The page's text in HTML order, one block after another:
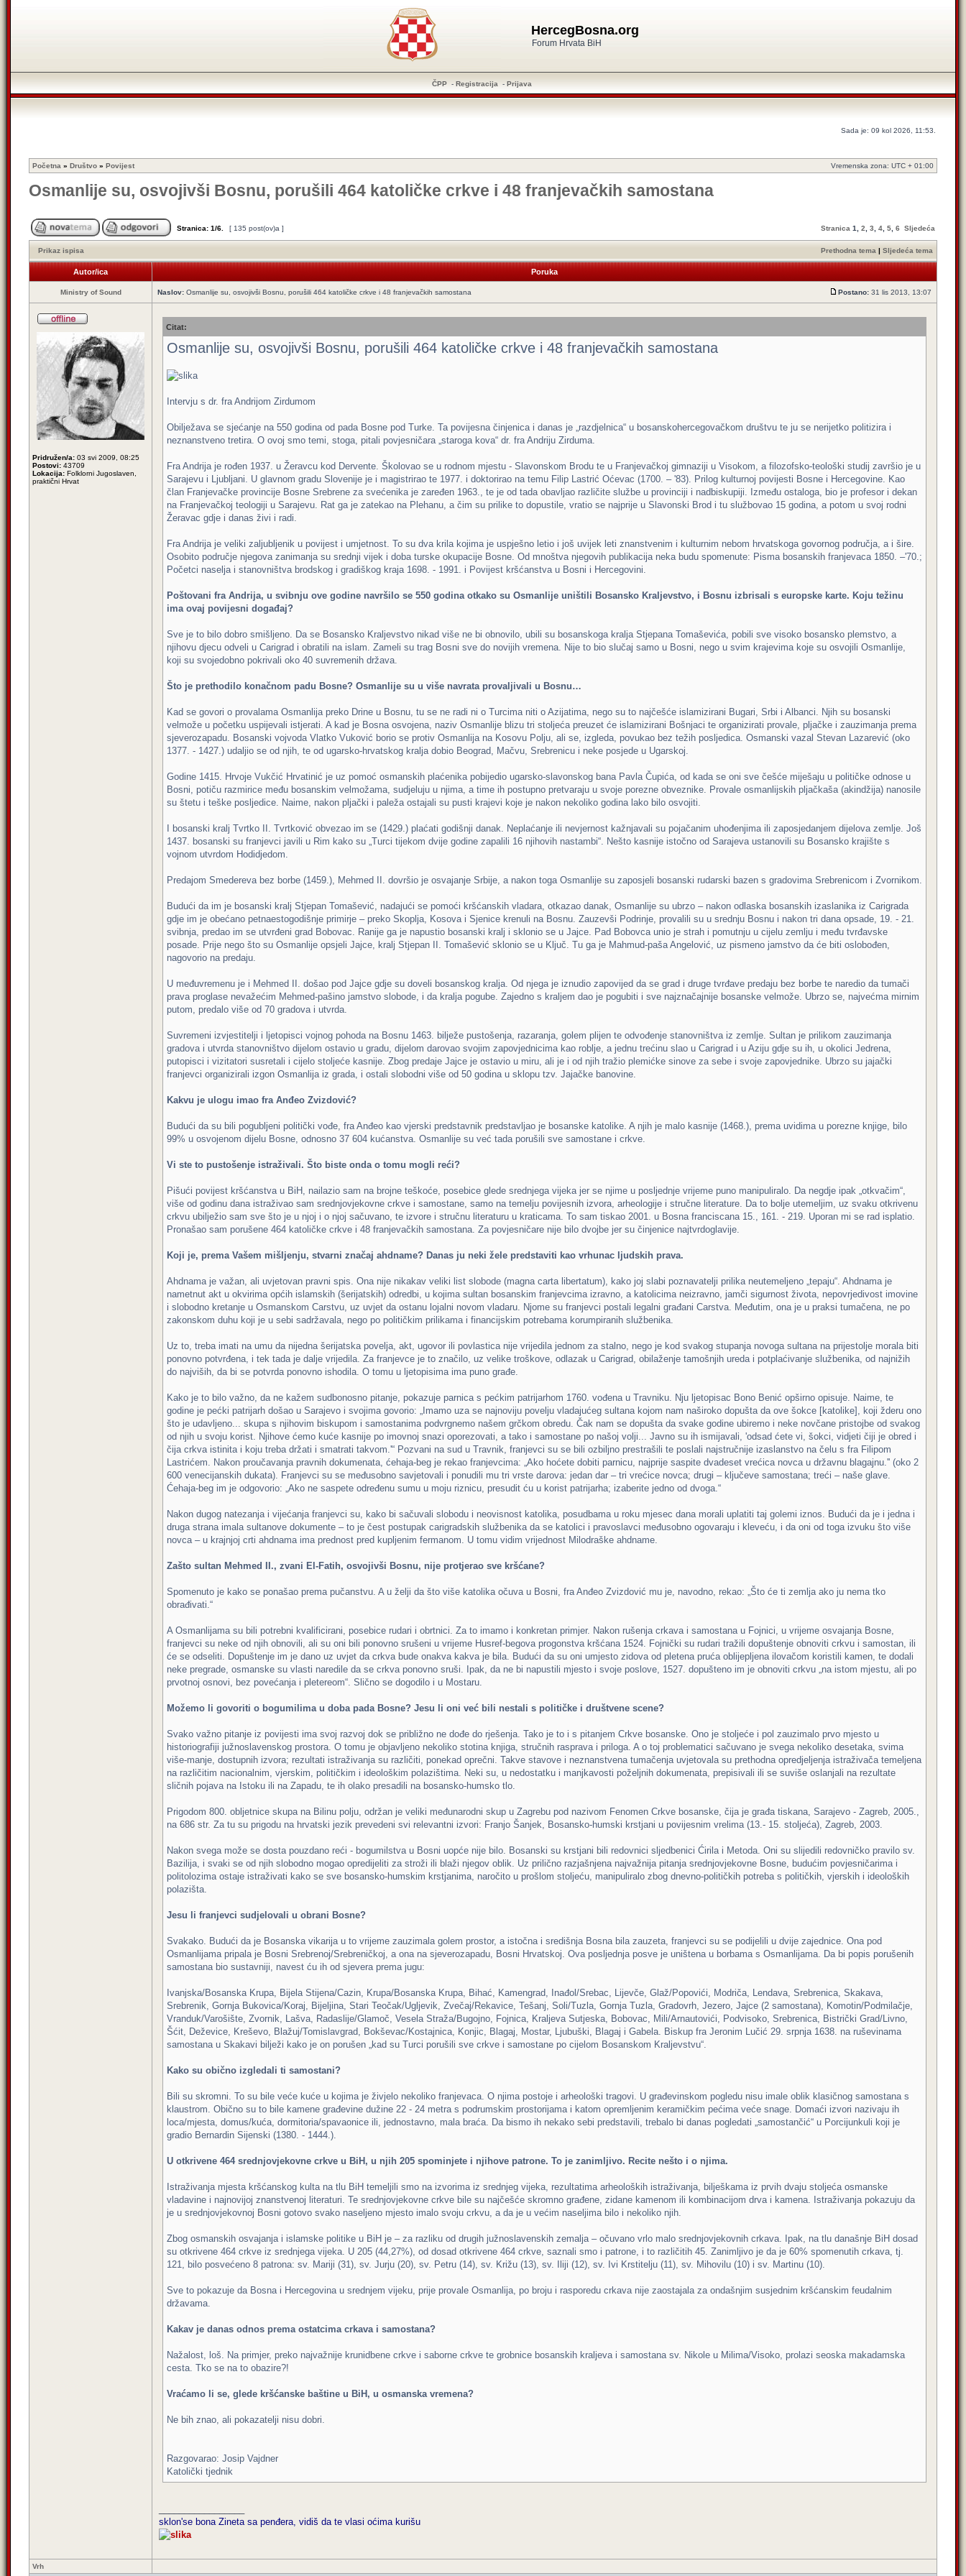
HercegBosna.org
Forum Hrvata BiH
ČPP - Registracija - Prijava
Sada je: 09 kol 2026, 11:53.
Početna » Društvo » Povijest Vremenska zona: UTC + 01:00
Osmanlije su, osvojivši Bosnu, porušili 464 katoličke crkve i 48 franjevačkih samostana
Stranica: 1/6 [ 135 post(ov)a ] Stranica 1 2 3 4 5 6 Sljedeća
Prikaz ispisa Prethodna tema | Sljedeća tema
Autor/ica Poruka
Ministry of Sound Naslov: Osmanlije su, osvojivši Bosnu, porušili 464 katoličke crkve i 48 franjevačkih samostana Postano: 31 lis 2013, 13:07
Pridružen/a: 03 svi 2009, 08:25
Postovi: 43709
Lokacija: Folklorni Jugoslaven,
praktični Hrvat
Citat:
Osmanlije su, osvojivši Bosnu, porušili 464 katoličke crkve i 48 franjevačkih samostana
Intervju s dr. fra Andrijom Zirdumom
Obilježava se sjećanje na 550 godina od pada Bosne pod Turke. Ta povijesna činjenica i danas je „razdjelnica“ u bosanskohercegovačkom društvu te ju se nerijetko politizira i
neznanstveno tretira. O ovoj smo temi, stoga, pitali povjesničara „staroga kova“ dr. fra Andriju Zirduma.
Fra Andrija je rođen 1937. u Žeravcu kod Dervente. Školovao se u rodnom mjestu - Slavonskom Brodu te u Franjevačkoj gimnaziji u Visokom, a filozofsko-teološki studij završio je u
Sarajevu i Ljubljani. U glavnom gradu Slovenije je i magistrirao te 1977. i doktorirao na temu Filip Lastrić Oćevac (1700. – '83). Prilog kulturnoj povijesti Bosne i Hercegovine. Kao
član Franjevačke provincije Bosne Srebrene za svećenika je zaređen 1963., te je od tada obavljao različite službe u provinciji i nadbiskupiji. Između ostaloga, bio je profesor i dekan
na Franjevačkoj teologiji u Sarajevu. Rat ga je zatekao na Plehanu, a čim su prilike to dopustile, vratio se najprije u Slavonski Brod i tu službovao 15 godina, a potom u svoj rodni
Žeravac gdje i danas živi i radi.
Fra Andrija je veliki zaljubljenik u povijest i umjetnost. To su dva krila kojima je uspješno letio i još uvijek leti znanstvenim i kulturnim nebom hrvatskoga govornog područja, a i šire.
Osobito područje njegova zanimanja su srednji vijek i doba turske okupacije Bosne. Od mnoštva njegovih publikacija neka budu spomenute: Pisma bosanskih franjevaca 1850. –'70.;
Početci naselja i stanovništva brodskog i gradiškog kraja 1698. - 1991. i Povijest kršćanstva u Bosni i Hercegovini.
Poštovani fra Andrija, u svibnju ove godine navršilo se 550 godina otkako su Osmanlije uništili Bosansko Kraljevstvo, i Bosnu izbrisali s europske karte. Koju težinu
ima ovaj povijesni događaj?
Sve je to bilo dobro smišljeno. Da se Bosansko Kraljevstvo nikad više ne bi obnovilo, ubili su bosanskoga kralja Stjepana Tomaševića, pobili sve visoko bosansko plemstvo, a
njihovu djecu odveli u Carigrad i obratili na islam. Zameli su trag Bosni sve do novijih vremena. Nije to bio slučaj samo u Bosni, nego u svim krajevima koje su osvojili Osmanlije,
koji su svojedobno pokrivali oko 40 suvremenih država.
Što je prethodilo konačnom padu Bosne? Osmanlije su u više navrata provaljivali u Bosnu…
Kad se govori o provalama Osmanlija preko Drine u Bosnu, tu se ne radi ni o Turcima niti o Azijatima, nego su to najčešće islamizirani Bugari, Srbi i Albanci. Njih su bosanski
velmože u početku uspijevali istjerati. A kad je Bosna osvojena, naziv Osmanlije blizu tri stoljeća preuzet će islamizirani Bošnjaci te organizirati provale, pljačke i zauzimanja prema
sjeverozapadu. Bosanski vojvoda Vlatko Vuković borio se protiv Osmanlija na Kosovu Polju, ali se, izgleda, povukao bez težih posljedica. Osmanski vazal Stevan Lazarević (oko
1377. - 1427.) udaljio se od njih, te od ugarsko-hrvatskog kralja dobio Beograd, Mačvu, Srebrenicu i neke posjede u Ugarskoj.
Godine 1415. Hrvoje Vukčić Hrvatinić je uz pomoć osmanskih plaćenika pobijedio ugarsko-slavonskog bana Pavla Čupića, od kada se oni sve češće miješaju u političke odnose u
Bosni, potiču razmirice među bosanskim velmožama, sudjeluju u njima, a time ih postupno pretvaraju u svoje porezne obveznike. Provale osmanlijskih pljačkaša (akindžija) nanosile
su štetu i teške posljedice. Naime, nakon pljački i paleža ostajali su pusti krajevi koje je nakon nekoliko godina lako bilo osvojiti.
I bosanski kralj Tvrtko II. Tvrtković obvezao im se (1429.) plaćati godišnji danak. Neplaćanje ili nevjernost kažnjavali su pojačanim uhođenjima ili zaposjedanjem dijelova zemlje. Još
1437. bosanski su franjevci javili u Rim kako su „Turci tijekom dvije godine zapalili 16 njihovih nastambi“. Nešto kasnije istočno od Sarajeva ustanovili su Bosansko krajište s
vojnom utvrdom Hodidjedom.
Predajom Smedereva bez borbe (1459.), Mehmed II. dovršio je osvajanje Srbije, a nakon toga Osmanlije su zaposjeli bosanski rudarski bazen s gradovima Srebrenicom i Zvornikom.
Budući da im je bosanski kralj Stjepan Tomašević, nadajući se pomoći kršćanskih vladara, otkazao danak, Osmanlije su ubrzo – nakon odlaska bosanskih izaslanika iz Carigrada
gdje im je obećano petnaestogodišnje primirje – preko Skoplja, Kosova i Sjenice krenuli na Bosnu. Zauzevši Podrinje, provalili su u srednju Bosnu i nakon tri dana opsade, 19. - 21.
svibnja, predao im se utvrđeni grad Bobovac. Ranije ga je napustio bosanski kralj i sklonio se u Jajce. Pad Bobovca unio je strah i pomutnju u cijelu zemlju i među tvrđavske
posade. Prije nego što su Osmanlije opsjeli Jajce, kralj Stjepan II. Tomašević sklonio se u Ključ. Tu ga je Mahmud-paša Angelović, uz pismeno jamstvo da će biti oslobođen,
nagovorio na predaju.
U međuvremenu je i Mehmed II. došao pod Jajce gdje su doveli bosanskog kralja. Od njega je iznudio zapovijed da se grad i druge tvrđave predaju bez borbe te naredio da tumači
prava proglase nevažećim Mehmed-pašino jamstvo slobode, i da kralja pogube. Zajedno s kraljem dao je pogubiti i sve najznačajnije bosanske velmože. Ubrzo se, najvećma mirnim
putom, predalo više od 70 gradova i utvrda.
Suvremeni izvjestitelji i ljetopisci vojnog pohoda na Bosnu 1463. bilježe pustošenja, razaranja, golem plijen te odvođenje stanovništva iz zemlje. Sultan je prilikom zauzimanja
gradova i utvrda stanovništvo dijelom ostavio u gradu, dijelom darovao svojim zapovjednicima kao roblje, a jednu trećinu slao u Carigrad i u Aziju gdje su ih, u okolici Jedrena,
putopisci i vizitatori susretali i cijelo stoljeće kasnije. Zbog predaje Jajce je ostavio u miru, ali je i od njih tražio plemićke sinove za sebe i svoje zapovjednike. Ubrzo su jajački
franjevci organizirali izgon Osmanlija iz grada, i ostali slobodni više od 50 godina u sklopu tzv. Jajačke banovine.
Kakvu je ulogu imao fra Anđeo Zvizdović?
Budući da su bili pogubljeni politički vođe, fra Anđeo kao vjerski predstavnik predstavljao je bosanske katolike. A njih je malo kasnije (1468.), prema uvidima u porezne knjige, bilo
99% u osvojenom dijelu Bosne, odnosno 37 604 kućanstva. Osmanlije su već tada porušili sve samostane i crkve.
Vi ste to pustošenje istraživali. Što biste onda o tomu mogli reći?
Pišući povijest kršćanstva u BiH, nailazio sam na brojne teškoće, posebice glede srednjega vijeka jer se njime u posljednje vrijeme puno manipuliralo. Da negdje ipak „otkvačim“,
više od godinu dana istraživao sam srednjovjekovne crkve i samostane, samo na temelju povijesnih izvora, arheologije i stručne literature. Da to bolje utemeljim, uz svaku otkrivenu
crkvu ubilježio sam sve što je u njoj i o njoj sačuvano, te izvore i stručnu literaturu u kraticama. To sam tiskao 2001. u Bosna franciscana 15., 161. - 219. Uporan mi se rad isplatio.
Pronašao sam porušene 464 katoličke crkve i 48 franjevačkih samostana. Za povjesničare nije bilo dvojbe jer su činjenice najtvrdoglavije.
Koji je, prema Vašem mišljenju, stvarni značaj ahdname? Danas ju neki žele predstaviti kao vrhunac ljudskih prava.
Ahdnama je važan, ali uvjetovan pravni spis. Ona nije nikakav veliki list slobode (magna carta libertatum), kako joj slabi poznavatelji prilika neutemeljeno „tepaju“. Ahdnama je
nametnut akt u okvirima općih islamskih (šerijatskih) odredbi, u kojima sultan bosanskim franjevcima izravno, a katolicima neizravno, jamči sigurnost života, nepovrjedivost imovine
i slobodno kretanje u Osmanskom Carstvu, uz uvjet da ostanu lojalni novom vladaru. Njome su franjevci postali legalni građani Carstva. Međutim, ona je u praksi tumačena, ne po
zakonskom duhu koji je u sebi sadržavala, nego po političkim prilikama i financijskim potrebama korumpiranih službenika.
Uz to, treba imati na umu da nijedna šerijatska povelja, akt, ugovor ili povlastica nije vrijedila jednom za stalno, nego je kod svakog stupanja novoga sultana na prijestolje morala biti
ponovno potvrđena, i tek tada je dalje vrijedila. Za franjevce je to značilo, uz velike troškove, odlazak u Carigrad, obilaženje tamošnjih ureda i potplaćivanje službenika, od najnižih
do najviših, da bi se potvrda ponovno ishodila. O tomu u ljetopisima ima puno građe.
Kako je to bilo važno, da ne kažem sudbonosno pitanje, pokazuje parnica s pećkim patrijarhom 1760. vođena u Travniku. Nju ljetopisac Bono Benić opširno opisuje. Naime, te
godine je pećki patrijarh došao u Sarajevo i svojima govorio: „Imamo uza se najnoviju povelju vladajućeg sultana kojom nam naširoko dopušta da ove šokce [katolike], koji žderu ono
što je udavljeno... skupa s njihovim biskupom i samostanima podvrgnemo našem grčkom obredu. Čak nam se dopušta da svake godine ubiremo i neke novčane pristojbe od svakog
od njih u svoju korist. Njihove ćemo kuće kasnije po imovnoj snazi oporezovati, a tako i samostane po našoj volji... Javno su ih ismijavali, 'odsad ćete vi, šokci, vidjeti čiji je obred i
čija crkva istinita i koju treba držati i smatrati takvom.'“ Pozvani na sud u Travnik, franjevci su se bili ozbiljno prestrašili te poslali najstručnije izaslanstvo na čelu s fra Filipom
Lastrićem. Nakon proučavanja pravnih dokumenata, ćehaja-beg je rekao franjevcima: „Ako hoćete dobiti parnicu, najprije saspite dvadeset vrećica novca u državnu blagajnu.'' (oko 2
600 venecijanskih dukata). Franjevci su se međusobno savjetovali i ponudili mu tri vrste darova: jedan dar – tri vrećice novca; drugi – ključeve samostana; treći – naše glave.
Ćehaja-beg im je odgovorio: „Ako ne saspete određenu sumu u moju riznicu, presudit ću u korist patrijarha; izaberite jedno od dvoga.“
Nakon dugog natezanja i vijećanja franjevci su, kako bi sačuvali slobodu i neovisnost katolika, posudbama u roku mjesec dana morali uplatiti taj golemi iznos. Budući da je i jedna i
druga strana imala sultanove dokumente – to je čest postupak carigradskih službenika da se katolici i pravoslavci međusobno ogovaraju i kleveću, i da oni od toga izvuku što više
novca – u krajnjoj crti ahdnama ima prednost pred kupljenim fermanom. U tomu vidim vrijednost Milodraške ahdname.
Zašto sultan Mehmed II., zvani El-Fatih, osvojivši Bosnu, nije protjerao sve kršćane?
Spomenuto je kako se ponašao prema pučanstvu. A u želji da što više katolika očuva u Bosni, fra Anđeo Zvizdović mu je, navodno, rekao: „Što će ti zemlja ako ju nema tko
obrađivati.“
A Osmanlijama su bili potrebni kvalificirani, posebice rudari i obrtnici. Za to imamo i konkretan primjer. Nakon rušenja crkava i samostana u Fojnici, u vrijeme osvajanja Bosne,
franjevci su neke od njih obnovili, ali su oni bili ponovno srušeni u vrijeme Husref-begova progonstva kršćana 1524. Fojnički su rudari tražili dopuštenje obnoviti crkvu i samostan, ili
će se odseliti. Dopuštenje im je dano uz uvjet da crkva bude onakva kakva je bila. Budući da su oni umjesto zidova od pletena pruća oblijepljena ilovačom koristili kamen, te dodali
neke pregrade, osmanske su vlasti naredile da se crkva ponovno sruši. Ipak, da ne bi napustili mjesto i svoje poslove, 1527. dopušteno im je obnoviti crkvu „na istom mjestu, ali po
prvotnoj osnovi, bez povećanja i pletereom“. Slično se dogodilo i u Mostaru.
Možemo li govoriti o bogumilima u doba pada Bosne? Jesu li oni već bili nestali s političke i društvene scene?
Svako važno pitanje iz povijesti ima svoj razvoj dok se približno ne dođe do rješenja. Tako je to i s pitanjem Crkve bosanske. Ono je stoljeće i pol zauzimalo prvo mjesto u
historiografiji južnoslavenskog prostora. O tomu je objavljeno nekoliko stotina knjiga, stručnih rasprava i priloga. A o toj problematici sačuvano je svega nekoliko desetaka, svima
više-manje, dostupnih izvora; rezultati istraživanja su različiti, ponekad oprečni. Takve stavove i neznanstvena tumačenja uvjetovala su prethodna opredjeljenja istraživača temeljena
na različitim nacionalnim, vjerskim, političkim i ideološkim polazištima. Neki su, u nedostatku i manjkavosti poželjnih dokumenata, prepisivali ili se suviše oslanjali na rezultate
sličnih pojava na Istoku ili na Zapadu, te ih olako presadili na bosansko-humsko tlo.
Prigodom 800. obljetnice skupa na Bilinu polju, održan je veliki međunarodni skup u Zagrebu pod nazivom Fenomen Crkve bosanske, čija je građa tiskana, Sarajevo - Zagreb, 2005.,
na 686 str. Za tu su prigodu na hrvatski jezik prevedeni svi relevantni izvori: Franjo Šanjek, Bosansko-humski krstjani u povijesnim vrelima (13.- 15. stoljeća), Zagreb, 2003.
Nakon svega može se dosta pouzdano reći - bogumilstva u Bosni uopće nije bilo. Bosanski su krstjani bili redovnici sljedbenici Ćirila i Metoda. Oni su slijedili redovničko pravilo sv.
Bazilija, i svaki se od njih slobodno mogao opredijeliti za stroži ili blaži njegov oblik. Uz prilično razjašnjena najvažnija pitanja srednjovjekovne Bosne, budućim povjesničarima i
politolozima ostaje istraživati kako se sve bosansko-humskim krstjanima, naročito u prošlom stoljeću, manipuliralo zbog dnevno-političkih potreba s političkih, vjerskih i ideoloških
polazišta.
Jesu li franjevci sudjelovali u obrani Bosne?
Svakako. Budući da je Bosanska vikarija u to vrijeme zauzimala golem prostor, a istočna i središnja Bosna bila zauzeta, franjevci su se podijelili u dvije zajednice. Ona pod
Osmanlijama pripala je Bosni Srebrenoj/Srebreničkoj, a ona na sjeverozapadu, Bosni Hrvatskoj. Ova posljednja posve je uništena u borbama s Osmanlijama. Da bi popis porušenih
samostana bio sustavniji, navest ću ih od sjevera prema jugu:
Ivanjska/Bosanska Krupa, Bijela Stijena/Cazin, Krupa/Bosanska Krupa, Bihać, Kamengrad, Inađol/Srebac, Lijevče, Glaž/Popovići, Modriča, Lendava, Srebrenica, Skakava,
Srebrenik, Gornja Bukovica/Koraj, Bijeljina, Stari Teočak/Ugljevik, Zvečaj/Rekavice, Tešanj, Soli/Tuzla, Gornja Tuzla, Gradovrh, Jezero, Jajce (2 samostana), Komotin/Podmilačje,
Vranduk/Varošište, Zvornik, Lašva, Radaslije/Glamoč, Vesela Straža/Bugojno, Fojnica, Kraljeva Sutjeska, Bobovac, Mili/Arnautovići, Podvisoko, Srebrenica, Bistrički Grad/Livno,
Šćit, Deževice, Kreševo, Blažuj/Tomislavgrad, Bokševac/Kostajnica, Konjic, Blagaj, Mostar, Ljubuški, Blagaj i Gabela. Biskup fra Jeronim Lučić 29. srpnja 1638. na ruševinama
samostana u Skakavi bilježi kako je on porušen „kad su Turci porušili sve crkve i samostane po cijelom Bosanskom Kraljevstvu“.
Kako su obično izgledali ti samostani?
Bili su skromni. To su bile veće kuće u kojima je živjelo nekoliko franjevaca. O njima postoje i arheološki tragovi. U građevinskom pogledu nisu imale oblik klasičnog samostana s
klaustrom. Obično su to bile kamene građevine dužine 22 - 24 metra s podrumskim prostorijama i katom opremljenim keramičkim pećima veće snage. Domaći izvori nazivaju ih
loca/mjesta, domus/kuća, dormitoria/spavaonice ili, jednostavno, mala braća. Da bismo ih nekako sebi predstavili, trebalo bi danas pogledati „samostančić“ u Porcijunkuli koji je
gradio Bernardin Sijenski (1380. - 1444.).
U otkrivene 464 srednjovjekovne crkve u BiH, u njih 205 spominjete i njihove patrone. To je zanimljivo. Recite nešto i o njima.
Istraživanja mjesta kršćanskog kulta na tlu BiH temeljili smo na izvorima iz srednjeg vijeka, rezultatima arheoloških istraživanja, bilješkama iz prvih dvaju stoljeća osmanske
vladavine i najnovijoj znanstvenoj literaturi. Te srednjovjekovne crkve bile su najčešće skromno građene, zidane kamenom ili kombinacijom drva i kamena. Istraživanja pokazuju da
je u srednjovjekovnoj Bosni gotovo svako naseljeno mjesto imalo svoju crkvu, a da je u većim naseljima bilo i nekoliko njih.
Zbog osmanskih osvajanja i islamske politike u BiH je – za razliku od drugih južnoslavenskih zemalja – očuvano vrlo malo srednjovjekovnih crkava. Ipak, na tlu današnje BiH dosad
su otkrivene 464 crkve iz srednjega vijeka. U 205 (44,27%), od dosad otkrivene 464 crkve, saznali smo i patrone, i to različitih 45. Zanimljivo je da je 60% spomenutih crkava, tj.
121, bilo posvećeno 8 patrona: sv. Mariji (31), sv. Jurju (20), sv. Petru (14), sv. Križu (13), sv. Iliji (12), sv. Ivi Krstitelju (11), sv. Mihovilu (10) i sv. Martinu (10).
Sve to pokazuje da Bosna i Hercegovina u srednjem vijeku, prije provale Osmanlija, po broju i rasporedu crkava nije zaostajala za ondašnjim susjednim kršćanskim feudalnim
državama.
Kakav je danas odnos prema ostatcima crkava i samostana?
Nažalost, loš. Na primjer, preko najvažnije krunidbene crkve i saborne crkve te grobnice bosanskih kraljeva i samostana sv. Nikole u Milima/Visoko, prolazi seoska makadamska
cesta. Tko se na to obazire?!
Vraćamo li se, glede kršćanske baštine u BiH, u osmanska vremena?
Ne bih znao, ali pokazatelji nisu dobri.
Razgovarao: Josip Vajdner
Katolički tjednik
sklon'se bona Zineta sa penđera, vidiš da te vlasi oćima kurišu
Vrh